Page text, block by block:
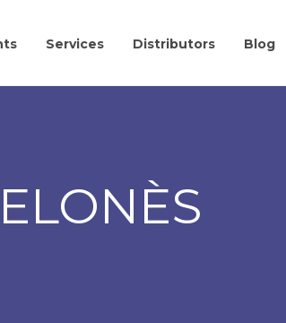
Services Distributors Blog